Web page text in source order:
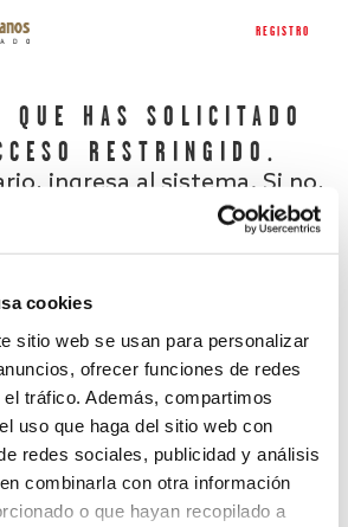
cookies
sitio web se usan para personalizar
ofrecer funciones de redes
tráfico. Además, compartimos
uso que haga del sitio web con
redes sociales, publicidad y análisis
combinarla con otra información
o que hayan recopilado a
REGISTRO
QUE HAS SOLICITADO
RESTRINGIDO.
ingresa al sistema. Si no,